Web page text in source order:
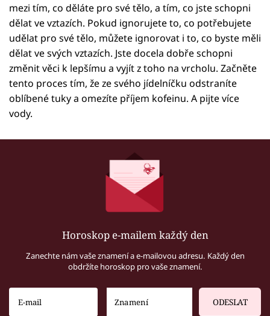
mezi tím, co děláte pro své tělo, a tím, co jste schopni
dělat ve vztazích. Pokud ignorujete to, co potřebujete
udělat pro své tělo, můžete ignorovat i to, co byste měli
dělat ve svých vztazích. Jste docela dobře schopni
změnit věci k lepšímu a vyjít z toho na vrcholu. Začněte
tento proces tím, že ze svého jídelníčku odstraníte
oblíbené tuky a omezíte příjem kofeinu. A pijte více
vody.
Horoskop e-mailem každý den
Zanechte nám vaše znamení a e-mailovou adresu. Každý den
obdržíte horoskop pro vaše znamení.
ODESLAT